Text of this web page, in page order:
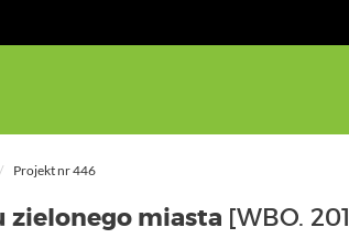
Projekt nr 446
zielonego miasta [WBO.